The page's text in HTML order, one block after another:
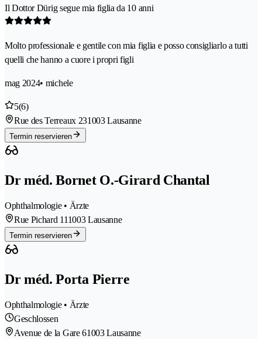
Il Dottor Dürig segue mia figlia da 10 anni
Molto professionale e gentile con mia figlia e posso consigliarlo a tutti
quelli che hanno a cuore i propri figli
mag 2024• michele
5(6)
Rue des Terreaux 231003 Lausanne
Termin reservieren
Dr méd. Bornet O.-Girard Chantal
Ophthalmologie • Ärzte
Rue Pichard 111003 Lausanne
Termin reservieren
Dr méd. Porta Pierre
Ophthalmologie • Ärzte
Geschlossen
Avenue de la Gare 61003 Lausanne